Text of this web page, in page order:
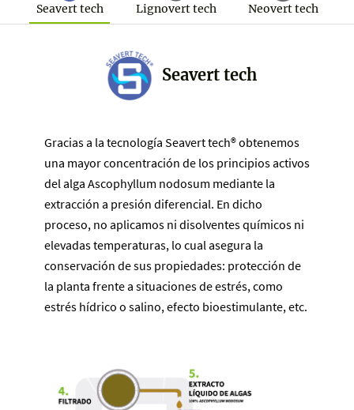
Seavert tech Lignovert tech Neovert tech
Seavert tech
Gracias a la tecnología Seavert tech® obtenemos
una mayor concentración de los principios activos
del alga Ascophyllum nodosum mediante la
extracción a presión diferencial. En dicho
proceso, no aplicamos ni disolventes químicos ni
elevadas temperaturas, lo cual asegura la
conservación de sus propiedades: protección de
la planta frente a situaciones de estrés, como
estrés hídrico o salino, efecto bioestimulante, etc.